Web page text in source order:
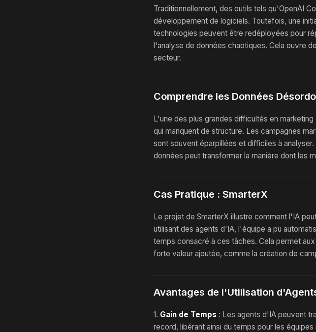
Traditionnellement, des outils tels qu'OpenAI
développement de logiciels. Toutefois, une
technologies peuvent être redéployées pour
l'analyse de données chaotiques. Cela ouvre
secteur.
Comprendre les Données
L'une des plus grandes difficultés en
qui manquent de structure. Les campagnes
sont souvent éparpillées et difficiles à
données peut transformer la manière dont les
Cas Pratique : SmarterX
Le projet de SmarterX illustre comment l'IA
utilisant des agents d'IA, l'équipe a pu
temps consacré à ces tâches. Cela permet
forte valeur ajoutée, comme la création de
Avantages de l'Utilisation
1. Gain de Temps : Les agents d'IA peuvent
record, libérant ainsi du temps pour les équipes